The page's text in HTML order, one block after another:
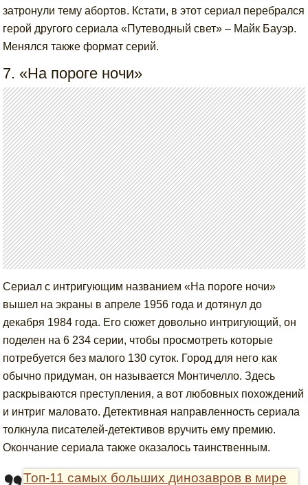
затронули тему абортов. Кстати, в этот сериал перебрался
герой другого сериала «Путеводный свет» – Майк Бауэр.
Менялся также формат серий.
7. «На пороге ночи»
Сериал с интригующим названием «На пороге ночи»
вышел на экраны в апреле 1956 года и дотянул до
декабря 1984 года. Его сюжет довольно интригующий, он
поделен на 6 234 серии, чтобы просмотреть которые
потребуется без малого 130 суток. Город для него как
обычно придуман, он называется Монтичелло. Здесь
раскрываются преступления, а вот любовных похождений
и интриг маловато. Детективная направленность сериала
толкнула писателей-детективов вручить ему премию.
Окончание сериала также оказалось таинственным.
Топ-11 самых больших динозавров в мире